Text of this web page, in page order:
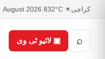
کراچی☀ 32°C
8 August 2026
⌕ ▣ لائیو ٹی وی